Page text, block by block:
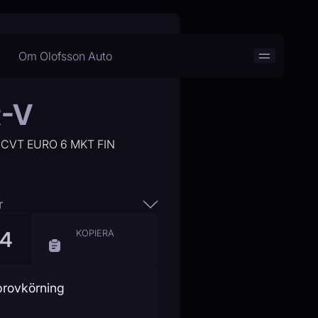
Om Olofsson Auto
V
EURO 6 MKT FIN
KOPIERA